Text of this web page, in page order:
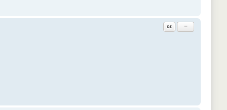
Ответить с цитатой
−